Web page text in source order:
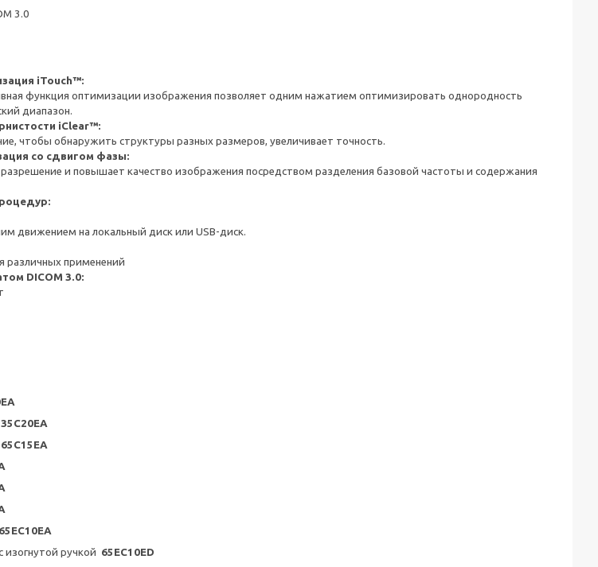
3.0
iTouch™:
функция оптимизации изображения позволяет одним нажатием оптимизировать однородность
диапазон.
iClear™:
чтобы обнаружить структуры разных размеров, увеличивает точность.
со сдвигом фазы:
и повышает качество изображения посредством разделения базовой частоты и содержания
движением на локальный диск или USB-диск.
различных применений
DICOM 3.0:
EA
35 C20EA
65 C15 EA
65EC10EA
изогнутой ручкой 65EC10ED